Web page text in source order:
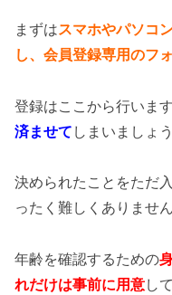
まずはスマホやパソコ
し、会員登録専用のフ
登録はここから行います
済ませて しまいましょう
決められたことをただ
ったく難しくありません
年齢を確認するための
れだけは事前に用意し